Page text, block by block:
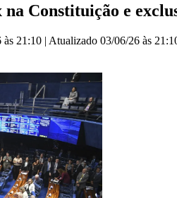
Constituição e
às 21:10 | Atualizado 03/06/26 às